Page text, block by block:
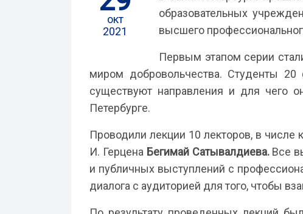
окт
2021
образовательных
высшего
Первым этапом серии
миром добровольчества. Студенты 20
существуют направления и для чего
Петербурге.
Проводили лекции 10 лекторов, в числе
И. Герцена Бегимай Сатывалдиева. Все
и публичных выступлений с
диалога с аудиторией для того, чтобы